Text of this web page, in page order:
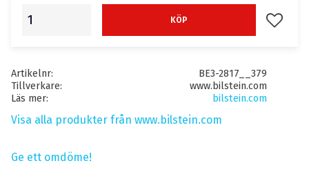
KÖP Lägg
Artikelnr
BE3-2817__379
Tillverkare
www.bilstein.com
Läs mer
bilstein.com
Visa alla produkter från www.bilstein.com
Ge ett omdöme!